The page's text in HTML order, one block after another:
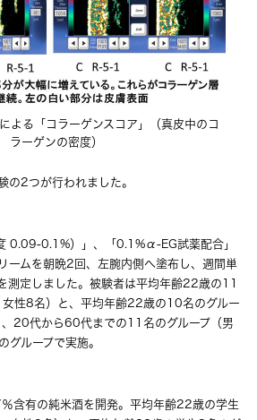
よる「コラーゲンスコア」（真皮中のコ
ラーゲンの密度）
の2つが行われました。
0.09-0.1%）」、「0.1%α-EG試薬配合」
ームを朝晩2回、左腕内側へ塗布し、週間単
測定しました。被験者は平均年齢22歳の11
女性8名）と、平均年齢22歳の10名のグルー
20代から60代までの11名のグループ（男
ループで実施。
含有の純米酒を開発。平均年齢22歳の学生